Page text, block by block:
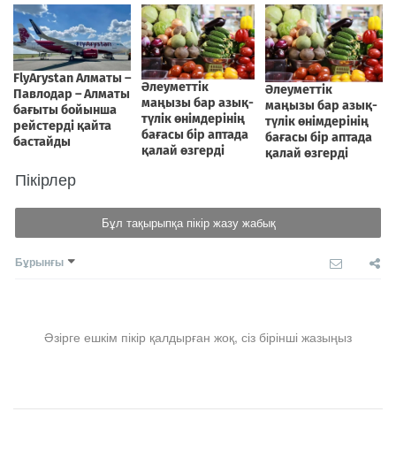
Пікірлер
Бұл тақырыпқа пікір жазу жабық
Бұрынғы
Әзірге ешкім пікір қалдырған жоқ, сіз бірінші жазыңыз